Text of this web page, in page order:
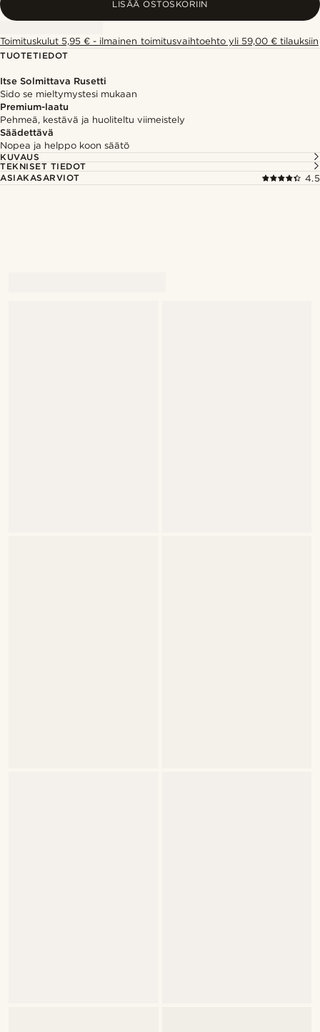
LISÄÄ OSTOSKORIIN
Toimituskulut 5,95 € - ilmainen toimitusvaihtoehto yli 59,00 € tilauksiin
TUOTETIEDOT
Itse Solmittava Rusetti
Sido se mieltymystesi mukaan
Premium-laatu
Pehmeä, kestävä ja huoliteltu viimeistely
Säädettävä
Nopea ja helppo koon säätö
KUVAUS
TEKNISET TIEDOT
ASIAKASARVIOT
4.5